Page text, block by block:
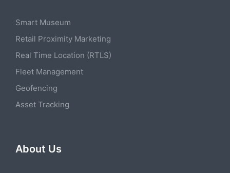
Smart Museum
Retail Proximity Marketing
Real Time Location (RTLS)
Fleet Management
Geofencing
Asset Tracking
About Us